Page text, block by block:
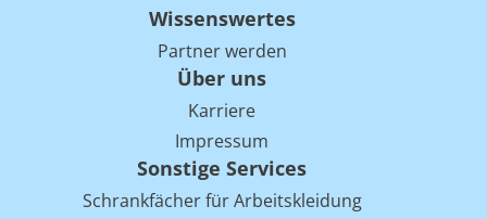
Wissenswertes
Partner werden
Über uns
Karriere
Impressum
Sonstige Services
Schrankfächer für Arbeitskleidung